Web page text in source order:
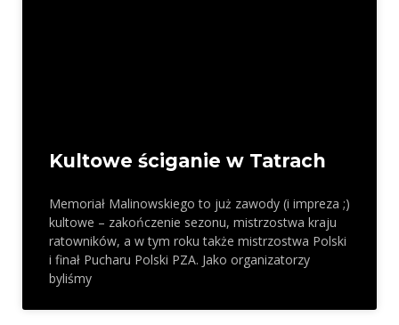
Kultowe ściganie w Tatrach
Memoriał Malinowskiego to już zawody (i impreza ;)
kultowe – zakończenie sezonu, mistrzostwa kraju
ratowników, a w tym roku także mistrzostwa Polski
i finał Pucharu Polski PZA. Jako organizatorzy
byliśmy